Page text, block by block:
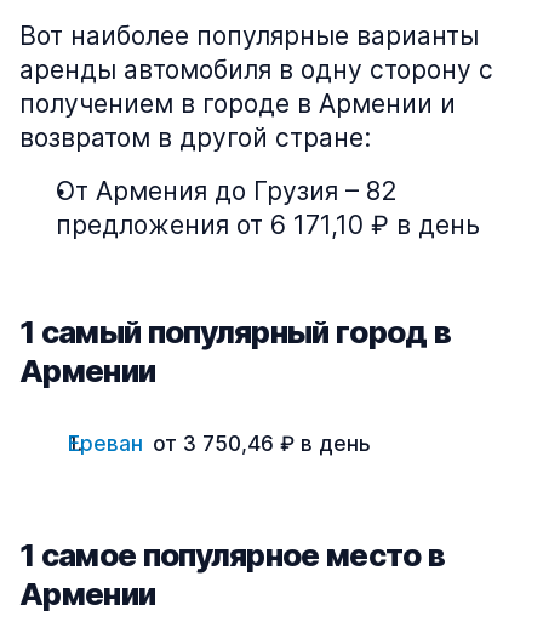
Вот наиболее популярные варианты
аренды автомобиля в одну сторону с
получением в городе в Армении и
возвратом в другой стране:
От Армения до Грузия – 82
предложения от 6 171,10 ₽ в день
1 cамый популярный город в
Армении
Ереван от 3 750,46 ₽ в день
1 cамое популярное место в
Армении